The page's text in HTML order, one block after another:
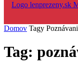
Domov Tagy
Tag: